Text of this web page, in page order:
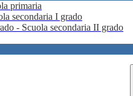
primaria
secondaria I grado
- Scuola secondaria II grado